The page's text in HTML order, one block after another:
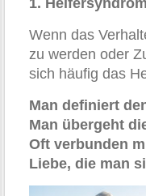
1. Helfersyndrom
Wenn das
zu werden oder
sich häufig das
Man definiert
Man übergeht
Oft verbunden
Liebe, die man